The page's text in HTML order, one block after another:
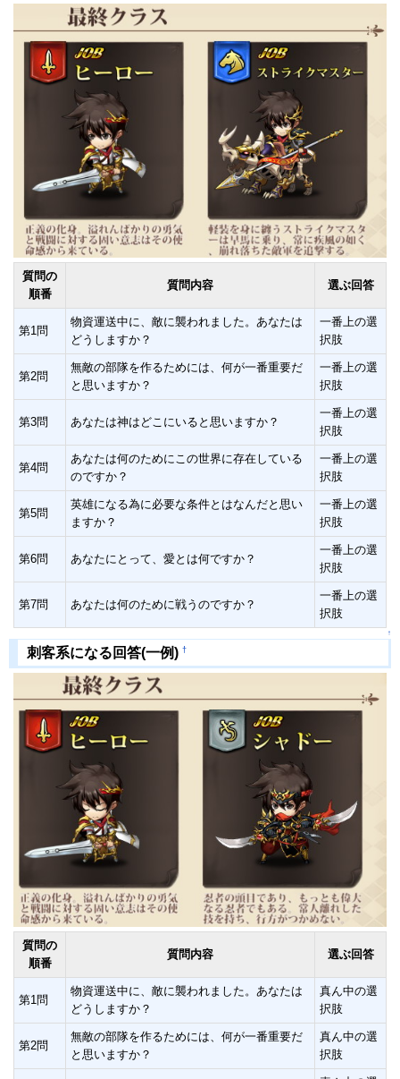
質問の
順番
質問内容 選ぶ回答
第1問
物資運送中に、敵に襲われました。あなたは
どうしますか？
一番上の選
択肢
第2問
無敵の部隊を作るためには、何が一番重要だ
と思いますか？
一番上の選
択肢
第3問 あなたは神はどこにいると思いますか？
一番上の選
択肢
第4問
あなたは何のためにこの世界に存在している
のですか？
一番上の選
択肢
第5問
英雄になる為に必要な条件とはなんだと思い
ますか？
一番上の選
択肢
第6問 あなたにとって、愛とは何ですか？
一番上の選
択肢
第7問 あなたは何のために戦うのですか？
一番上の選
択肢
↑
刺客系になる回答(一例) †
質問の
順番
質問内容 選ぶ回答
第1問
物資運送中に、敵に襲われました。あなたは
どうしますか？
真ん中の選
択肢
第2問
無敵の部隊を作るためには、何が一番重要だ
と思いますか？
真ん中の選
択肢